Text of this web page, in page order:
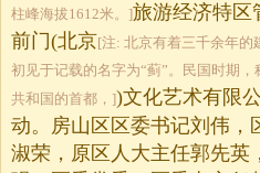
柱峰海拔1612米。]旅游经济特区
前门(北京[注: 北京有着三千余年的
初见于记载的名字为“蓟”。民国时期
共和国的首都，])文化艺术有限
动。房山区区委书记刘伟，
淑荣，原区人大主任郭先英